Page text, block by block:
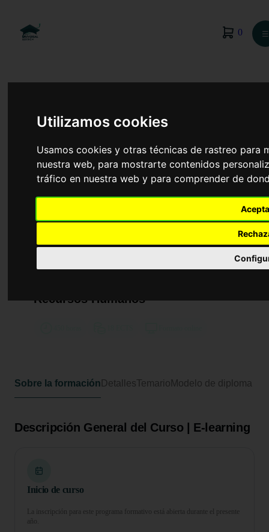
Utilizamos cookies
Usamos cookies y otras técnicas de rastreo para
nuestra web, para mostrarte contenidos
tráfico en nuestra web y para comprender de
0 ☰
Curso Universitario de
Recursos Humanos
Sobre la formación DetallesTemario Modelo de diploma
Descripción General del Curso | E-learning
Inicio de curso
La inscripción para este programa formativo está abierta durante el presente
año.